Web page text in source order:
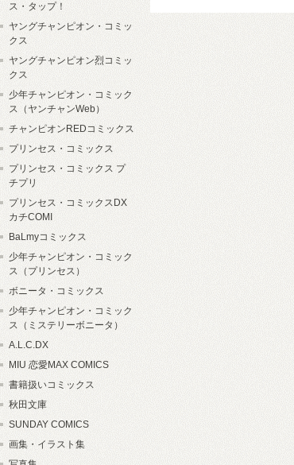
ス・タップ！
ヤングチャンピオン・コミッ
クス
ヤングチャンピオン烈コミッ
クス
少年チャンピオン・コミック
ス（ヤンチャンWeb）
チャンピオンREDコミックス
プリンセス・コミックス
プリンセス・コミックス プ
チプリ
プリンセス・コミックスDX
カチCOMI
BaLmyコミックス
少年チャンピオン・コミック
ス（プリンセス）
ボニータ・コミックス
少年チャンピオン・コミック
ス（ミステリーボニータ）
A.L.C.DX
MIU 恋愛MAX COMICS
書籍扱いコミックス
秋田文庫
SUNDAY COMICS
画集・イラスト集